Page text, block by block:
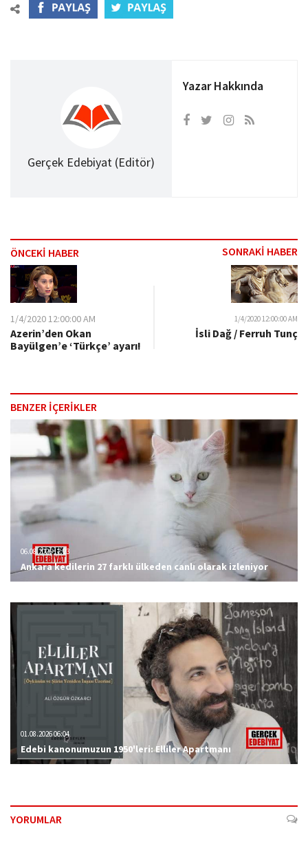
Gerçek Edebiyat (Editör)
Yazar Hakkında
ÖNCEKİ HABER SONRAKİ HABER
1/4/2020 12:00:00 AM
Azerin’den Okan
Bayülgen’e ‘Türkçe’ ayarı!
1/4/2020 12:00:00 AM
İsli Dağ / Ferruh Tunç
BENZER İÇERİKLER
06.08.2026 12:23
Ankara kedilerin 27 farklı ülkeden canlı olarak izleniyor
01.08.2026 06:04
Edebi kanonumuzun 1950'leri: Elliler Apartmanı
YORUMLAR